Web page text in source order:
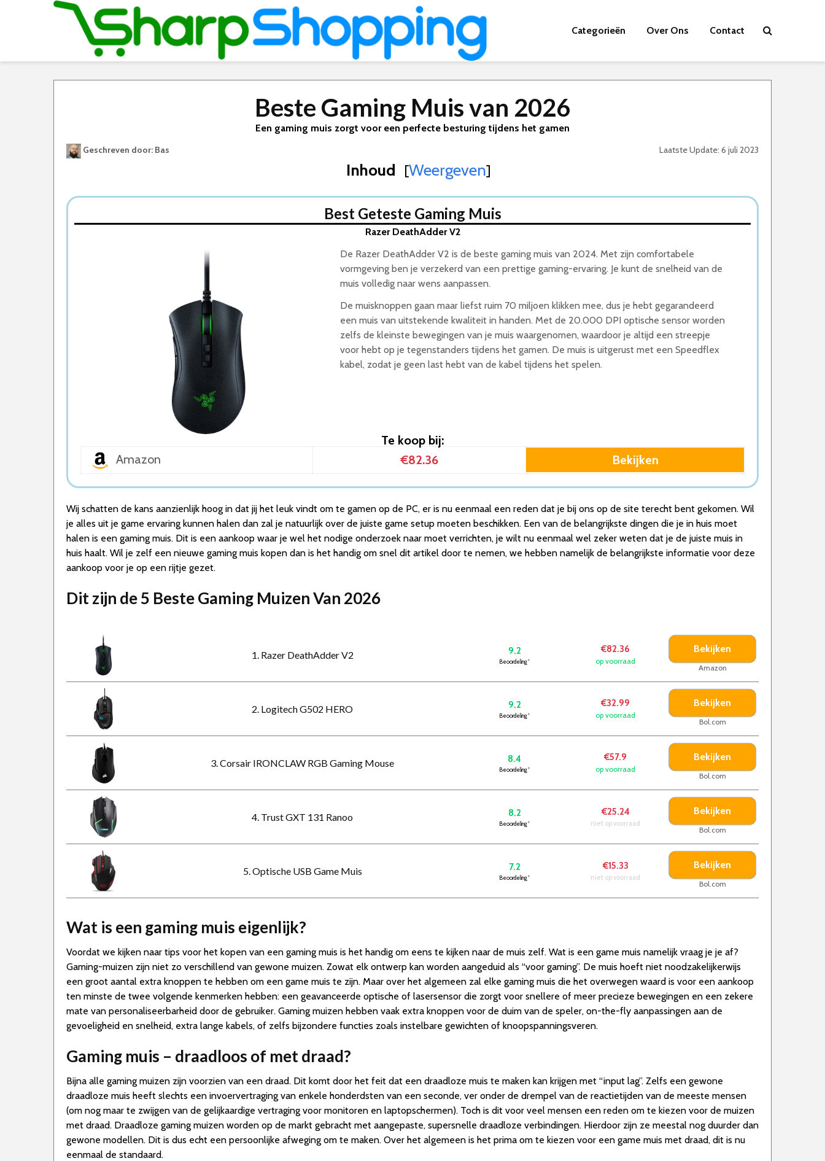
Categorieën Over Ons Contact
Beste Gaming Muis van 2026
Een gaming muis zorgt voor een perfecte besturing tijdens het gamen
Geschreven door: Bas Laatste Update: 6 juli 2023
Inhoud [Weergeven]
Wat is de beste Gaming Muis van 2026
1. Beste Gaming Muis van 2026
2. Goede Koop Gaming Muis
3. Goede Prijs-Kwaliteit Gaming Muis
4. Lichte Gaming Muis
5. Beste Budget Gaming Muis van 2026
Best Geteste Gaming Muis
Razer DeathAdder V2
De Razer DeathAdder V2 is de beste gaming muis van 2024. Met zijn comfortabele
vormgeving ben je verzekerd van een prettige gaming-ervaring. Je kunt de snelheid van de
muis volledig naar wens aanpassen.
De muisknoppen gaan maar liefst ruim 70 miljoen klikken mee, dus je hebt gegarandeerd
een muis van uitstekende kwaliteit in handen. Met de 20.000 DPI optische sensor worden
zelfs de kleinste bewegingen van je muis waargenomen, waardoor je altijd een streepje
voor hebt op je tegenstanders tijdens het gamen. De muis is uitgerust met een Speedflex
kabel, zodat je geen last hebt van de kabel tijdens het spelen.
Te koop bij:
Amazon
€82.36 Bekijken
Wij schatten de kans aanzienlijk hoog in dat jij het leuk vindt om te gamen op de PC, er is nu eenmaal een reden dat je bij ons op de site terecht bent gekomen. Wil
je alles uit je game ervaring kunnen halen dan zal je natuurlijk over de juiste game setup moeten beschikken. Een van de belangrijkste dingen die je in huis moet
halen is een gaming muis. Dit is een aankoop waar je wel het nodige onderzoek naar moet verrichten, je wilt nu eenmaal wel zeker weten dat je de juiste muis in
huis haalt. Wil je zelf een nieuwe gaming muis kopen dan is het handig om snel dit artikel door te nemen, we hebben namelijk de belangrijkste informatie voor deze
aankoop voor je op een rijtje gezet.
Dit zijn de 5 Beste Gaming Muizen Van 2026
1. Razer DeathAdder V2 9.2
Beoordeling*
€82.36
op voorraad
Bekijken
Amazon
2. Logitech G502 HERO 9.2
Beoordeling*
€32.99
op voorraad
Bekijken
Bol.com
3. Corsair IRONCLAW RGB Gaming Mouse 8.4
Beoordeling*
€57.9
op voorraad
Bekijken
Bol.com
4. Trust GXT 131 Ranoo 8.2
Beoordeling*
€25.24
niet op voorraad
Bekijken
Bol.com
5. Optische USB Game Muis 7.2
Beoordeling*
€15.33
niet op voorraad
Bekijken
Bol.com
Wat is een gaming muis eigenlijk?
Voordat we kijken naar tips voor het kopen van een gaming muis is het handig om eens te kijken naar de muis zelf. Wat is een game muis namelijk vraag je je af?
Gaming-muizen zijn niet zo verschillend van gewone muizen. Zowat elk ontwerp kan worden aangeduid als “voor gaming”. De muis hoeft niet noodzakelijkerwijs
een groot aantal extra knoppen te hebben om een game muis te zijn. Maar over het algemeen zal elke gaming muis die het overwegen waard is voor een aankoop
ten minste de twee volgende kenmerken hebben: een geavanceerde optische of lasersensor die zorgt voor snellere of meer precieze bewegingen en een zekere
mate van personaliseerbarheid door de gebruiker. Gaming muizen hebben vaak extra knoppen voor de duim van de speler, on-the-fly aanpassingen aan de
gevoeligheid en snelheid, extra lange kabels, of zelfs bijzondere functies zoals instelbare gewichten of knoopspanningsveren.
Gaming muis – draadloos of met draad?
Bijna alle gaming muizen zijn voorzien van een draad. Dit komt door het feit dat een draadloze muis te maken kan krijgen met “input lag”. Zelfs een gewone
draadloze muis heeft slechts een invoervertraging van enkele honderdsten van een seconde, ver onder de drempel van de reactietijden van de meeste mensen
(om nog maar te zwijgen van de gelijkaardige vertraging voor monitoren en laptopschermen). Toch is dit voor veel mensen een reden om te kiezen voor de muizen
met draad. Draadloze gaming muizen worden op de markt gebracht met aangepaste, supersnelle draadloze verbindingen. Hierdoor zijn ze meestal nog duurder dan
gewone modellen. Dit is dus echt een persoonlijke afweging om te maken. Over het algemeen is het prima om te kiezen voor een game muis met draad, dit is nu
eenmaal de standaard.